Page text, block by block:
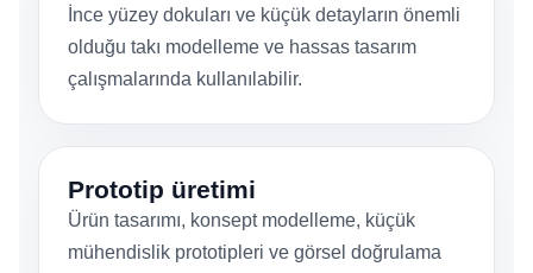
İnce yüzey dokuları ve küçük detayların önemli
olduğu takı modelleme ve hassas tasarım
çalışmalarında kullanılabilir.
Prototip üretimi
Ürün tasarımı, konsept modelleme, küçük
mühendislik prototipleri ve görsel doğrulama